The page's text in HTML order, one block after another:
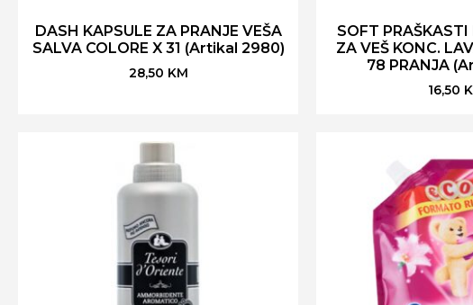
DASH KAPSULE ZA PRANJE VEŠA
SALVA COLORE X 31 (Artikal 2980)
28,50 KM
SOFT
ZA VEŠ KONC.
78 PRANJA
16,50